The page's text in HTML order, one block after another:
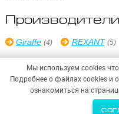
Производители
Giraffe (4) REXANT (5)
ООО
Мы используем cookies
Подробнее о файлах cookies и
ознакомиться на